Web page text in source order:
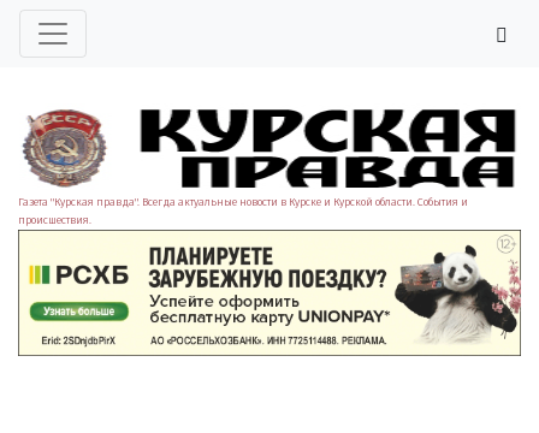
Газета "Курская правда". Всегда актуальные новости в Курске и Курской области. События и
происшествия.